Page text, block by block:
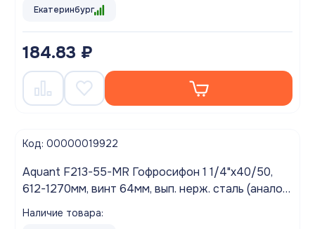
Екатеринбург
184.83 ₽
Код: 00000019922
Aquant F213-55-MR Гофросифон 1 1/4"х40/50,
612-1270мм, винт 64мм, вып. нерж. сталь (аналог
АНИ G216)
Наличие товара: